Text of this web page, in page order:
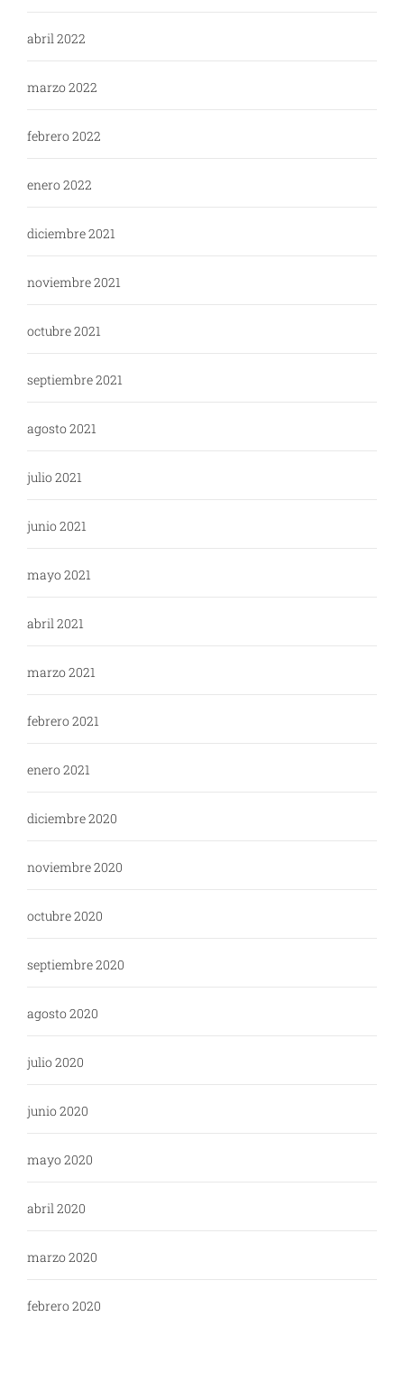
abril 2022
marzo 2022
febrero 2022
enero 2022
diciembre 2021
noviembre 2021
octubre 2021
septiembre 2021
agosto 2021
julio 2021
junio 2021
mayo 2021
abril 2021
marzo 2021
febrero 2021
enero 2021
diciembre 2020
noviembre 2020
octubre 2020
septiembre 2020
agosto 2020
julio 2020
junio 2020
mayo 2020
abril 2020
marzo 2020
febrero 2020